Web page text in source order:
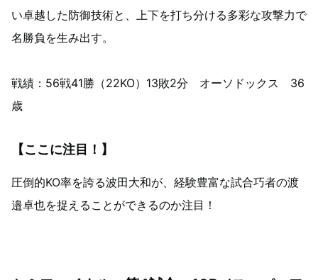
い卓越した防御技術と、上下を打ち分ける多彩な攻撃力で
名勝負を生み出す。
戦績：56戦41勝（22KO）13敗2分 オーソドックス 36
歳
【ここに注目！】
圧倒的KO率を誇る波田大和が、経験豊富な試合巧者の渡
邉卓也を捉えることができるのか注目！